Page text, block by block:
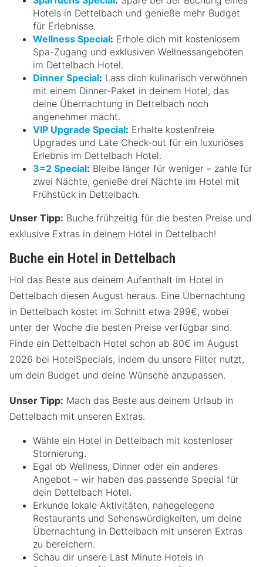
Hotels in Dettelbach und genieße mehr Budget
für Erlebnisse.
Wellness Special: Erhole dich mit kostenlosem
Spa-Zugang und exklusiven Wellnessangeboten
im Dettelbach Hotel.
Dinner Special: Lass dich kulinarisch verwöhnen
mit einem Dinner-Paket in deinem Hotel, das
deine Übernachtung in Dettelbach noch
angenehmer macht.
VIP Upgrade Special: Erhalte kostenfreie
Upgrades und Late Check-out für ein luxuriöses
Erlebnis im Dettelbach Hotel.
3=2 Special: Bleibe länger für weniger – zahle für
zwei Nächte, genieße drei Nächte im Hotel mit
Frühstück in Dettelbach.
Unser Tipp: Buche frühzeitig für die besten Preise und
exklusive Extras in deinem Hotel in Dettelbach!
Buche ein Hotel in Dettelbach
Hol das Beste aus deinem Aufenthalt im Hotel in
Dettelbach diesen August heraus. Eine Übernachtung
in Dettelbach kostet im Schnitt etwa 299€, wobei
unter der Woche die besten Preise verfügbar sind.
Finde ein Dettelbach Hotel schon ab 80€ im August
2026 bei HotelSpecials, indem du unsere Filter nutzt,
um dein Budget und deine Wünsche anzupassen.
Unser Tipp: Mach das Beste aus deinem Urlaub in
Dettelbach mit unseren Extras.
Wähle ein Hotel in Dettelbach mit kostenloser
Stornierung.
Egal ob Wellness, Dinner oder ein anderes
Angebot – wir haben das passende Special für
dein Dettelbach Hotel.
Erkunde lokale Aktivitäten, nahegelegene
Restaurants und Sehenswürdigkeiten, um deine
Übernachtung in Dettelbach mit unseren Extras
zu bereichern.
Schau dir unsere Last Minute Hotels in